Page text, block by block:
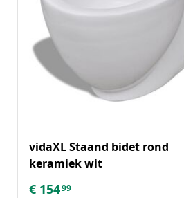
vidaXL Staand bidet rond
keramiek wit
€ 15499